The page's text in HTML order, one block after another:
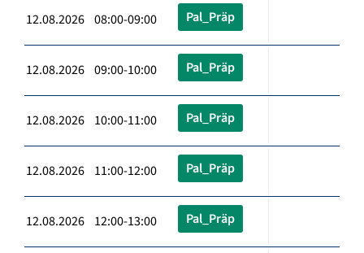
12.08.2026 08:00-09:00 Pal_Präp
12.08.2026 09:00-10:00 Pal_Präp
12.08.2026 10:00-11:00 Pal_Präp
12.08.2026 11:00-12:00 Pal_Präp
12.08.2026 12:00-13:00 Pal_Präp